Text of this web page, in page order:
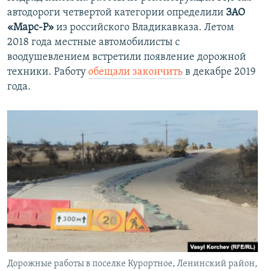
автодороги четвертой категории определили ЗАО
«Марс-Р» из российского Владикавказа. Летом
2018 года местные автомобилисты с
воодушевлением встретили появление дорожной
техники. Работу обещали закончить в декабре 2019
года.
Дорожные работы в поселке Курортное, Ленинский район,